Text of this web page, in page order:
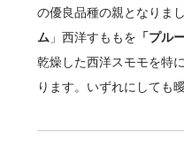
の優良品種の親となりま
ム 」西洋すももを 「プル
乾燥した西洋スモモを特
ります。いずれにしても